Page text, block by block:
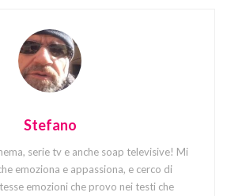
Stefano
serie tv e anche soap televisive! Mi
emoziona e appassiona, e cerco di
emozioni che provo nei testi che